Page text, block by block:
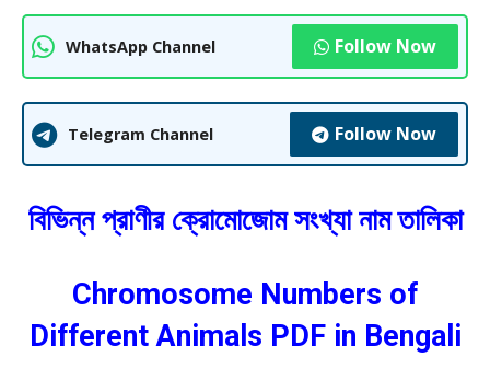
WhatsApp Channel Follow Now
Telegram Channel Follow Now
বিভিন্ন প্রাণীর ক্রোমোজোম সংখ্যা নাম তালিকা
Chromosome Numbers of
Different Animals PDF in Bengali